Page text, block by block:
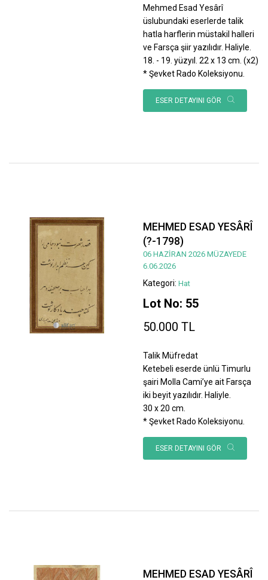
Mehmed Esad Yesârî
üslubundaki eserlerde talik
hatla harflerin müstakil halleri
ve Farsça şiir yazılıdır. Haliyle.
18. - 19. yüzyıl. 22 x 13 cm. (x2)
* Şevket Rado Koleksiyonu.
ESER DETAYINI GÖR
MEHMED ESAD YESÂRÎ
(?-1798)
06 HAZİRAN 2026 MÜZAYEDE
6.06.2026
Kategori: Hat
Lot No: 55
50.000 TL
Talik Müfredat
Ketebeli eserde ünlü Timurlu
şairi Molla Cami’ye ait Farsça
iki beyit yazılıdır. Haliyle.
30 x 20 cm.
* Şevket Rado Koleksiyonu.
ESER DETAYINI GÖR
MEHMED ESAD YESÂRÎ